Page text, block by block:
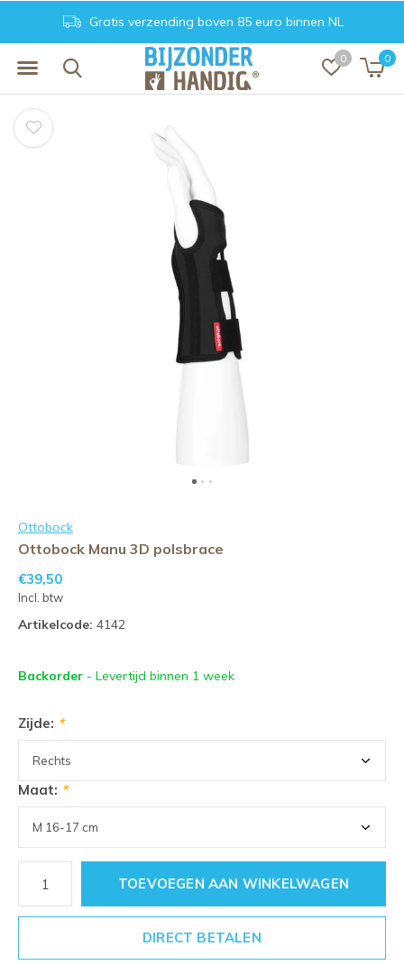
0 0
Gratis verzending boven 85 euro binnen NL
Ottobock
Ottobock Manu 3D polsbrace
€39,50
Incl. btw
Artikelcode: 4142
Backorder - Levertijd binnen 1 week
Zijde: *
Maat: *
TOEVOEGEN AAN WINKELWAGEN
DIRECT BETALEN